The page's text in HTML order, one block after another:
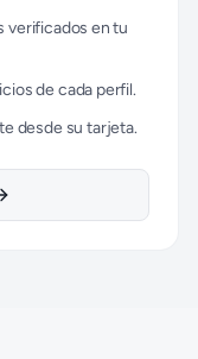
verificados en tu
de cada perfil.
desde su tarjeta.